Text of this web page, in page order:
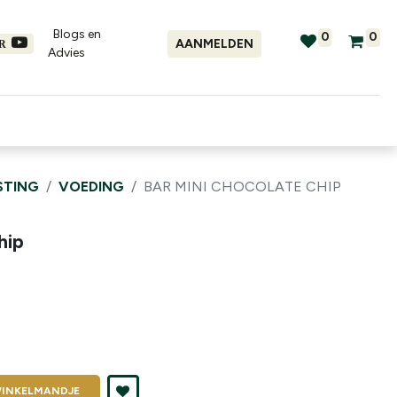
Blogs en
Advies​
AANMELDEN 0 0
VOEDING BAR MINI CHOCOLATE CHIP